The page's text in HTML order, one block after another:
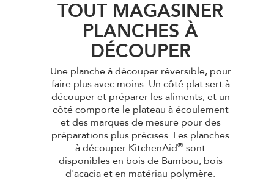
TOUT MAGASINER
PLANCHES À
DÉCOUPER
Une planche à découper réversible, pour
faire plus avec moins. Un côté plat sert à
découper et préparer les aliments, et un
côté comporte le plateau à écoulement
et des marques de mesure pour des
préparations plus précises. Les planches
à découper KitchenAid® sont
disponibles en bois de Bambou, bois
d'acacia et en matériau polymère.